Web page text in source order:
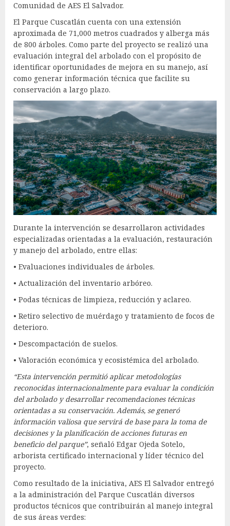
Comunidad de AES El Salvador.
El Parque Cuscatlán cuenta con una extensión
aproximada de 71,000 metros cuadrados y alberga más
de 800 árboles. Como parte del proyecto se realizó una
evaluación integral del arbolado con el propósito de
identificar oportunidades de mejora en su manejo, así
como generar información técnica que facilite su
conservación a largo plazo.
Durante la intervención se desarrollaron actividades
especializadas orientadas a la evaluación, restauración
y manejo del arbolado, entre ellas:
• Evaluaciones individuales de árboles.
• Actualización del inventario arbóreo.
• Podas técnicas de limpieza, reducción y aclareo.
• Retiro selectivo de muérdago y tratamiento de focos de
deterioro.
• Descompactación de suelos.
• Valoración económica y ecosistémica del arbolado.
“Esta intervención permitió aplicar metodologías
reconocidas internacionalmente para evaluar la condición
del arbolado y desarrollar recomendaciones técnicas
orientadas a su conservación. Además, se generó
información valiosa que servirá de base para la toma de
decisiones y la planificación de acciones futuras en
beneficio del parque”, señaló Edgar Ojeda Sotelo,
arborista certificado internacional y líder técnico del
proyecto.
Como resultado de la iniciativa, AES El Salvador entregó
a la administración del Parque Cuscatlán diversos
productos técnicos que contribuirán al manejo integral
de sus áreas verdes: